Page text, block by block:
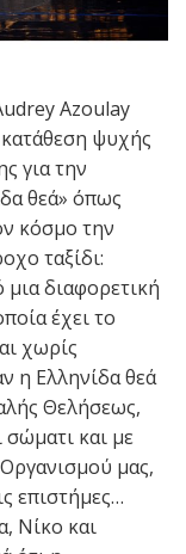
Azoulay
ψυχής
για την
θεά» όπως
κόσμο την
ταξίδι:
διαφορετική
έχει το
χωρίς
η Ελληνίδα θεά
Θελήσεως,
και με
μας,
επιστήμες…
Νίκο και